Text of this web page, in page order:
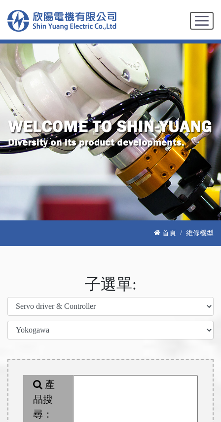
首頁 維修機型
子選單:
產
品搜
尋：